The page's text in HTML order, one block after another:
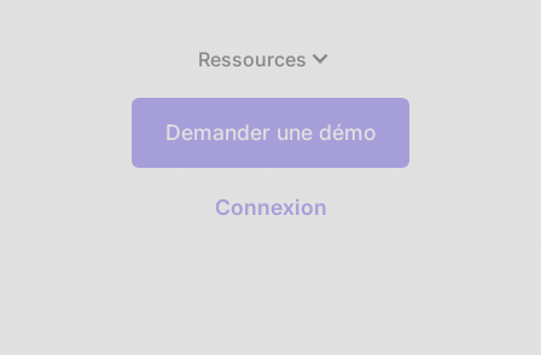
Ressources
Demander une démo
Connexion